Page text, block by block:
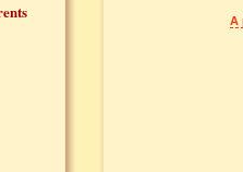
A